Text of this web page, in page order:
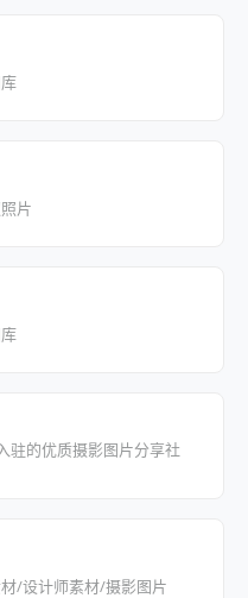
片
驻的优质摄影图片分享社
/设计师素材/摄影图片